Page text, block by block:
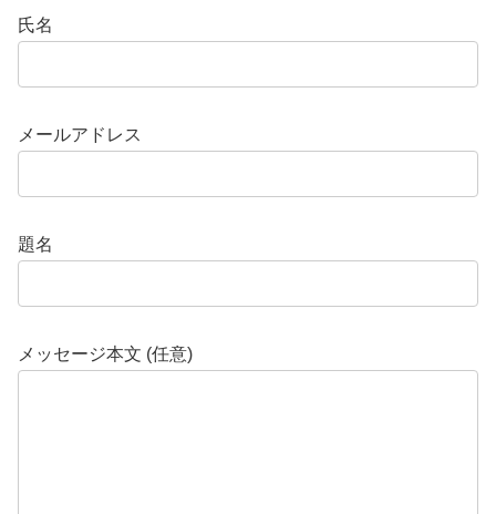
氏名
メールアドレス
題名
メッセージ本文 (任意)